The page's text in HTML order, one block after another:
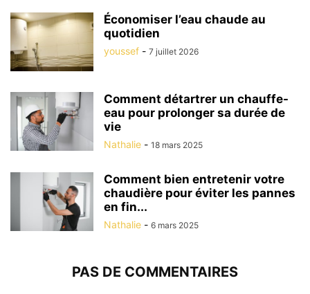
Économiser l’eau chaude au
quotidien
youssef - 7 juillet 2026
Comment détartrer un chauffe-
eau pour prolonger sa durée de
vie
Nathalie - 18 mars 2025
Comment bien entretenir votre
chaudière pour éviter les pannes
en fin...
Nathalie - 6 mars 2025
PAS DE COMMENTAIRES